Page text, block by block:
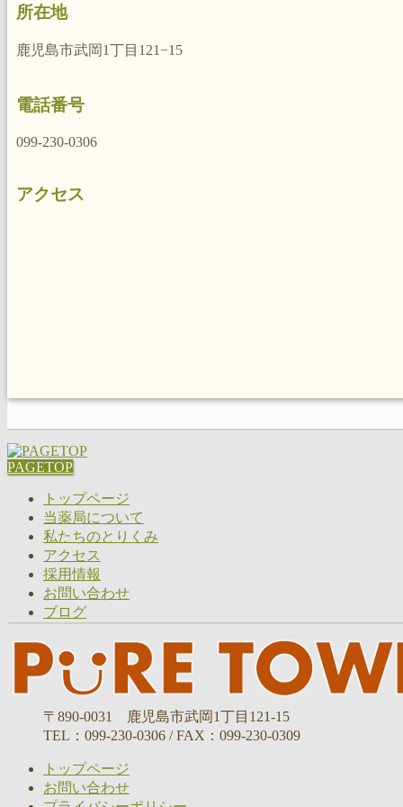
所在地
鹿児島市武岡1丁目121−15
電話番号
099-230-0306
アクセス
PAGETOP
トップページ
当薬局について
私たちのとりくみ
アクセス
採用情報
お問い合わせ
ブログ
〒890-0031 鹿児島市武岡1丁目121-15
TEL：099-230-0306 / FAX：099-230-0309
トップページ
お問い合わせ